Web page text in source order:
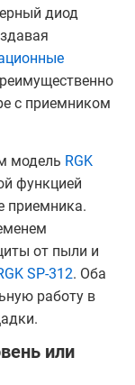
диод
с приемником
модель RGK
функцией
приемника.
от пыли и
SP-312. Оба
работу в
или